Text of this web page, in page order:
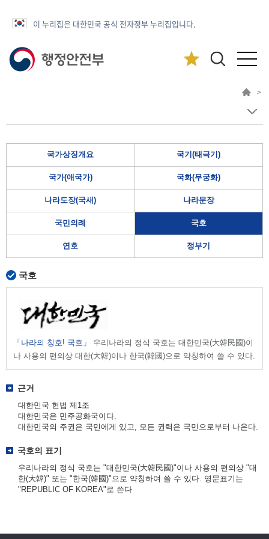
이 누리집은 대한민국 공식 전자정부 누리집입니다.
>
국가상징개요 국기(태극기)
국가(애국가) 국화(무궁화)
나라도장(국새) 나라문장
국민의례 국호
연호 정부기
국호
「나라의 칭호! 국호」
우리나라의 정식 국호는 대한민국(大韓民國)이
나 사용의 편의상 대한(大韓)이나 한국(韓國)으로 약칭하여 쓸 수 있다.
근거
대한민국 헌법 제1조
대한민국은 민주공화국이다.
대한민국의 주권은 국민에게 있고, 모든 권력은 국민으로부터 나온다.
국호의 표기
우리나라의 정식 국호는 "대한민국(大韓民國)"이나 사용의 편의상 "대
한(大韓)" 또는 "한국(韓國)"으로 약칭하여 쓸 수 있다. 영문표기는
"REPUBLIC OF KOREA"로 쓴다